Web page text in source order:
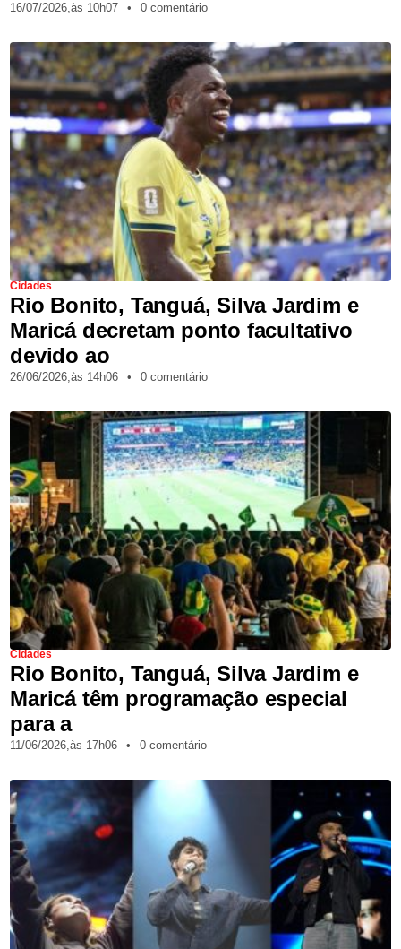
16/07/2026,às 10h07 • 0 comentário
Cidades
Rio Bonito, Tanguá, Silva Jardim e
Maricá decretam ponto facultativo
devido ao
26/06/2026,às 14h06 • 0 comentário
Cidades
Rio Bonito, Tanguá, Silva Jardim e
Maricá têm programação especial
para a
11/06/2026,às 17h06 • 0 comentário